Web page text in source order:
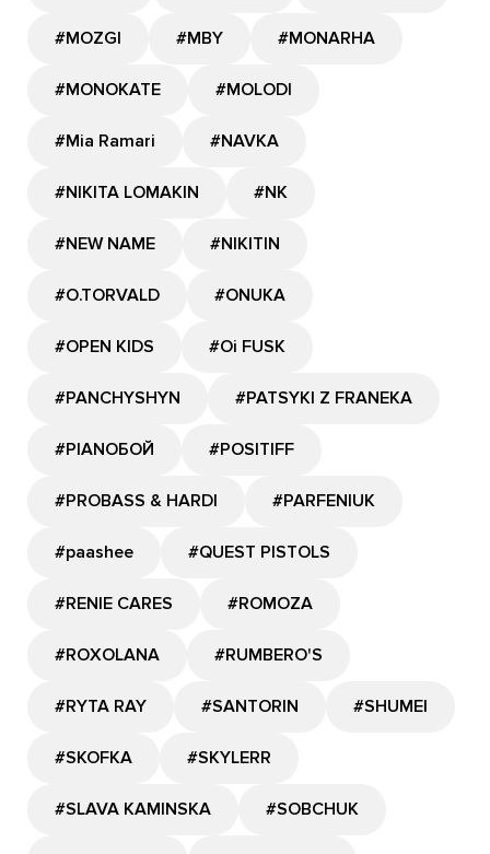
#MOZGI #MBY #MONARHA
#MONOKATE #MOLODI
#Mia Ramari #NAVKA
#NIKITA LOMAKIN #NK
#NEW NAME #NIKITIN
#O.TORVALD #ONUKA
#OPEN KIDS #Oi FUSK
#PANCHYSHYN #PATSYKI Z FRANEKA
#PIANOБОЙ #POSITIFF
#PROBASS & HARDI #PARFENIUK
#paashee #QUEST PISTOLS
#RENIE CARES #ROMOZA
#ROXOLANA #RUMBERO'S
#RYTA RAY #SANTORIN #SHUMEI
#SKOFKA #SKYLERR
#SLAVA KAMINSKA #SOBCHUK